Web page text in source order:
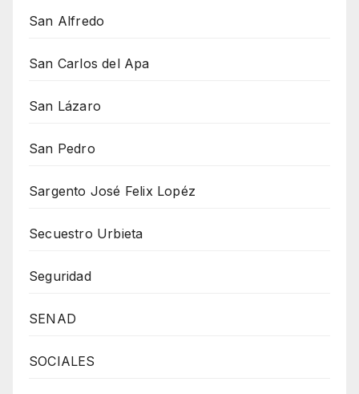
San Alfredo
San Carlos del Apa
San Lázaro
San Pedro
Sargento José Felix Lopéz
Secuestro Urbieta
Seguridad
SENAD
SOCIALES